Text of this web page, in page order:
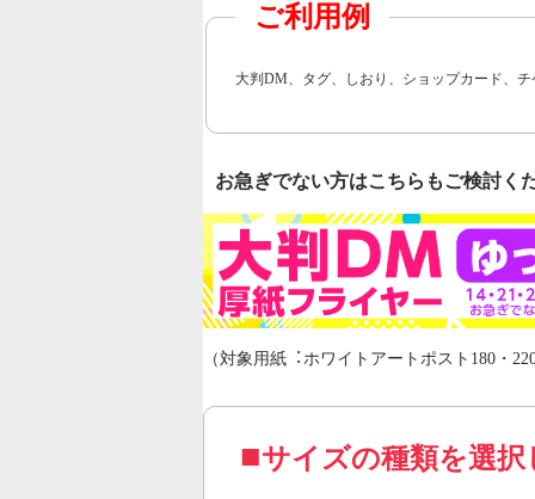
ご利用例
大判DM、タグ、しおり、ショップカード、
お急ぎでない方はこちらもご検討く
（対象用紙︓ホワイトアートポスト180・
サイズの種類を選